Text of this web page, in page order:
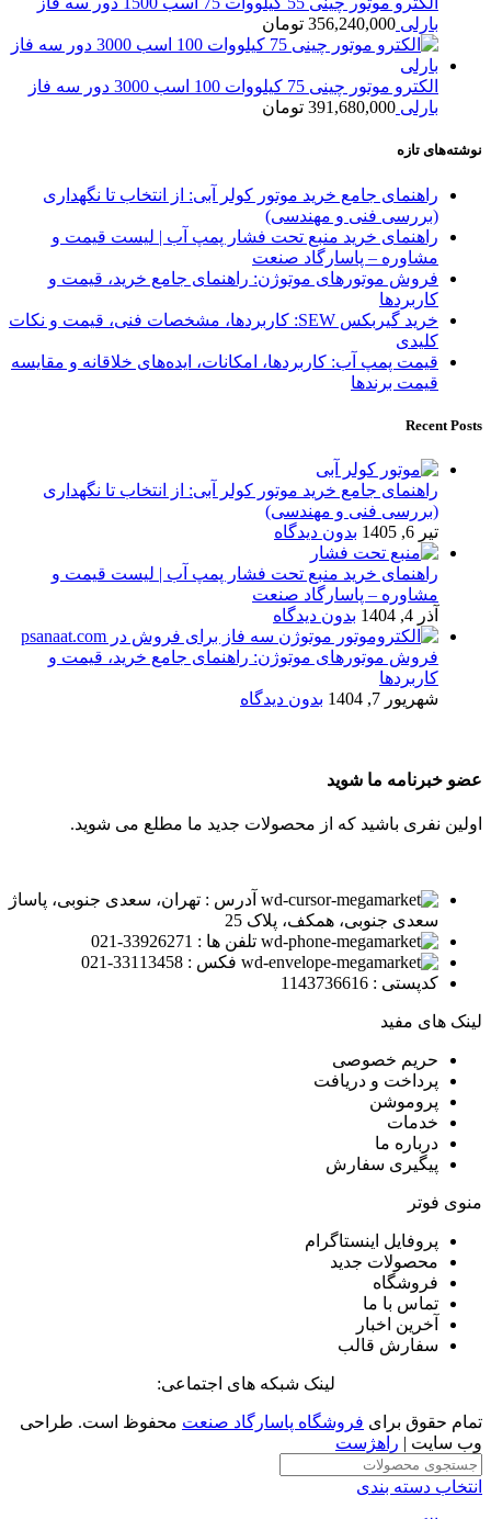
بارلی 356,240,000 تومان
الکترو موتور چینی 75 کیلووات 100 اسب 3000 دور سه فاز
بارلی 391,680,000 تومان
نوشته‌های تازه
راهنمای جامع خرید موتور کولر آبی: از انتخاب تا نگهداری
(بررسی فنی و مهندسی)
راهنمای خرید منبع تحت فشار پمپ آب | لیست قیمت و
مشاوره – پاسارگاد صنعت
فروش موتورهای موتوژن: راهنمای جامع خرید، قیمت و
کاربردها
خرید گیربکس SEW: کاربردها، مشخصات فنی، قیمت و نکات
کلیدی
قیمت پمپ آب: کاربردها، امکانات، ایده‌های خلاقانه و مقایسه
قیمت برندها
Recent Posts
راهنمای جامع خرید موتور کولر آبی: از انتخاب تا نگهداری
(بررسی فنی و مهندسی)
تیر 6, 1405
بدون دیدگاه
راهنمای خرید منبع تحت فشار پمپ آب | لیست قیمت و
مشاوره – پاسارگاد صنعت
آذر 4, 1404
بدون دیدگاه
فروش موتورهای موتوژن: راهنمای جامع خرید، قیمت و
کاربردها
شهریور 7, 1404
بدون دیدگاه
عضو خبرنامه ما شوید
اولین نفری باشید که از محصولات جدید ما مطلع می شوید.
آدرس : تهران، سعدی جنوبی، پاساژ
سعدی جنوبی، همکف، پلاک 25
تلفن ها : 33926271-021
فکس : 33113458-021
کدپستی : 1143736616
لینک های مفید
حریم خصوصی
پرداخت و دریافت
پروموشن
خدمات
درباره ما
پیگیری سفارش
منوی فوتر
پروفایل اینستاگرام
محصولات جدید
فروشگاه
تماس با ما
آخرین اخبار
سفارش قالب
لینک شبکه های اجتماعی:
تمام حقوق برای فروشگاه پاسارگاد صنعت محفوظ است. طراحی
وب سایت | راهژست
انتخاب دسته بندی